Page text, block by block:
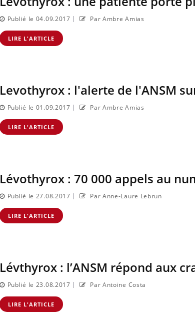
Publié le 04.09.2017 | Par Ambre Amias
LIRE L'ARTICLE
Levothyrox : l'alerte de l'ANSM
Publié le 01.09.2017 | Par Ambre Amias
LIRE L'ARTICLE
Lévothyrox : 70 000 appels au
Publié le 27.08.2017 | Par Anne-Laure Lebrun
LIRE L'ARTICLE
Lévthyrox : l’ANSM répond aux
Publié le 23.08.2017 | Par Antoine Costa
LIRE L'ARTICLE
sur la maladie d'un proche c'est